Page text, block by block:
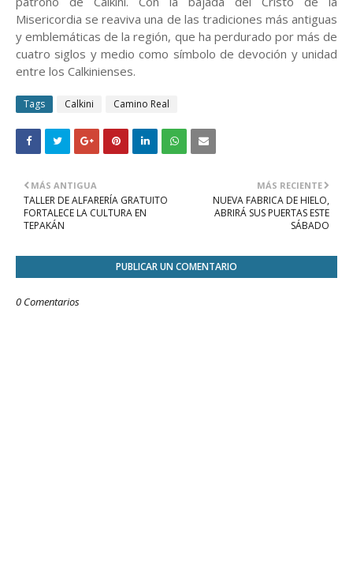
Misericordia se reaviva una de las tradiciones más antiguas
y emblemáticas de la región, que ha perdurado por más de
cuatro siglos y medio como símbolo de devoción y unidad
entre los Calkinienses.
Tags Calkini Camino Real
MÁS RECIENTE
NUEVA FABRICA DE HIELO,
ABRIRÁ SUS PUERTAS ESTE
SÁBADO
MÁS ANTIGUA
TALLER DE ALFARERÍA GRATUITO
FORTALECE LA CULTURA EN
TEPAKÁN
PUBLICAR UN COMENTARIO
0 Comentarios